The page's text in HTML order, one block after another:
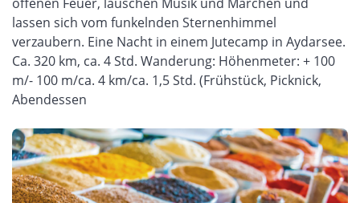
lassen sich vom funkelnden Sternenhimmel
verzaubern. Eine Nacht in einem Jutecamp in Aydarsee.
Ca. 320 km, ca. 4 Std. Wanderung: Höhenmeter: + 100
m/- 100 m/ca. 4 km/ca. 1,5 Std. (Frühstück, Picknick,
Abendessen